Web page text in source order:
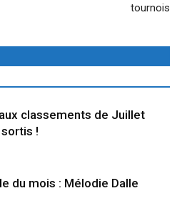
tournois
classements de Juillet
!
du mois : Mélodie Dalle